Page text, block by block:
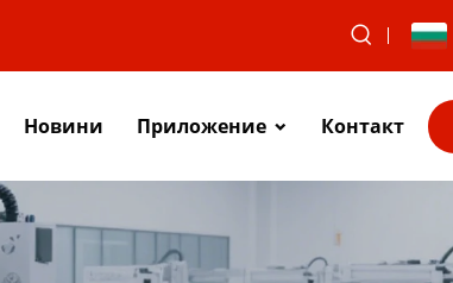
Новини Приложение Контакт